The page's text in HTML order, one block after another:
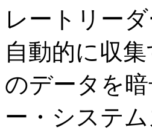
レートリー
自動的に収
のデータを
ー・システ